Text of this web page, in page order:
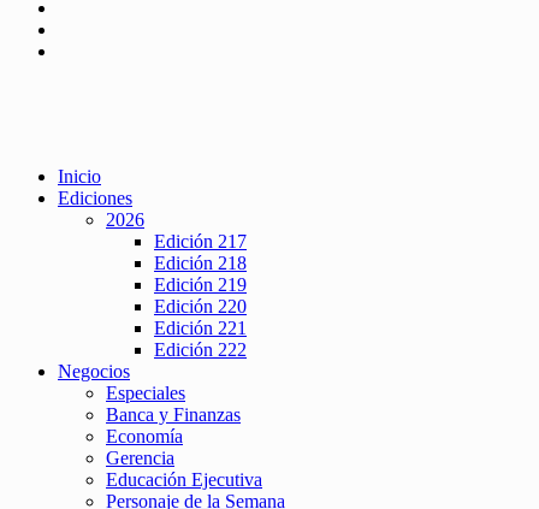
Inicio
Ediciones
2026
Edición 217
Edición 218
Edición 219
Edición 220
Edición 221
Edición 222
Negocios
Especiales
Banca y Finanzas
Economía
Gerencia
Educación Ejecutiva
Personaje de la Semana